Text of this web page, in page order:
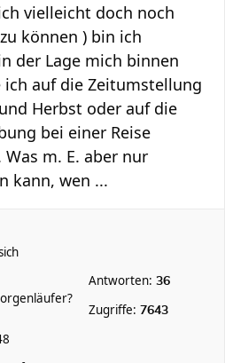
vielleicht doch noch
können ) bin ich
der Lage mich binnen
ich auf die Zeitumstellung
Herbst oder auf die
bei einer Reise
m. E. aber nur
kann, wen ...
Antworten: 36
Zugriffe: 7643